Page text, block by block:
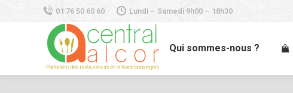
01 76 50 60 60 Lundi – Samedi 9h00 – 18h30
Qui sommes-nous ?